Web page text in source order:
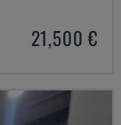
21,500 €